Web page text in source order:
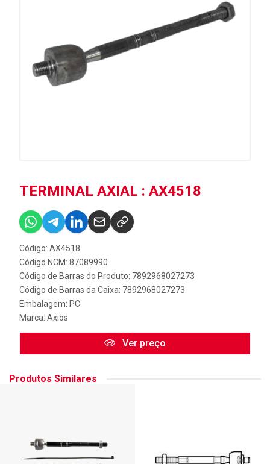
TERMINAL AXIAL : AX4518
Código: AX4518
Código NCM: 87089990
Código de Barras do Produto: 7892968027273
Código de Barras da Caixa: 7892968027273
Embalagem: PC
Marca: Axios
Ver preço
Produtos Similares